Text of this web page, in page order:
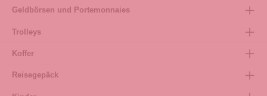
Geldbörsen und Portemonnaies
Trolleys
Koffer
Reisegepäck